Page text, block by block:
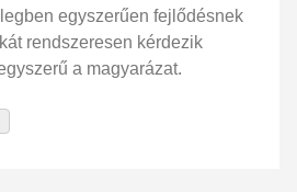
egyszerűen fejlődésnek
rendszeresen kérdezik
a magyarázat.